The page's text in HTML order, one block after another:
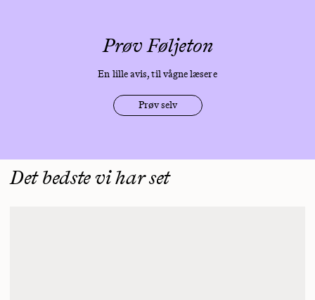
Prøv Føljeton
En lille avis, til vågne læsere
Prøv selv
Det bedste vi har set